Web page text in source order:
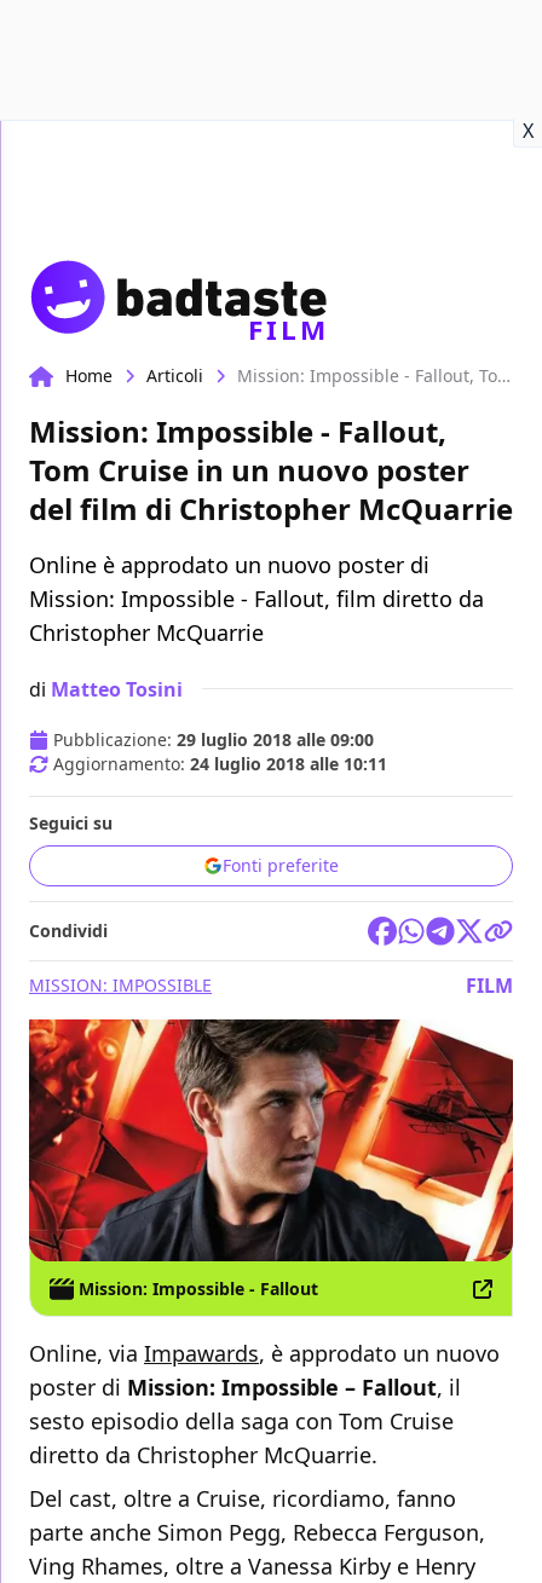
X
FILM
Home Articoli Mission: Impossible - Fallout, Tom Cruise in un nuovo poster del film di Christopher McQuarrie
Mission: Impossible - Fallout,
Tom Cruise in un nuovo poster
del film di Christopher McQuarrie
Online è approdato un nuovo poster di
Mission: Impossible - Fallout, film diretto da
Christopher McQuarrie
di Matteo Tosini
Pubblicazione: 29 luglio 2018 alle 09:00
Aggiornamento: 24 luglio 2018 alle 10:11
Seguici su
Fonti preferite
Condividi
MISSION: IMPOSSIBLE FILM
Mission: Impossible - Fallout
Online, via Impawards, è approdato un nuovo
poster di Mission: Impossible – Fallout, il
sesto episodio della saga con Tom Cruise
diretto da Christopher McQuarrie.
Del cast, oltre a Cruise, ricordiamo, fanno
parte anche Simon Pegg, Rebecca Ferguson,
Ving Rhames, oltre a Vanessa Kirby e Henry